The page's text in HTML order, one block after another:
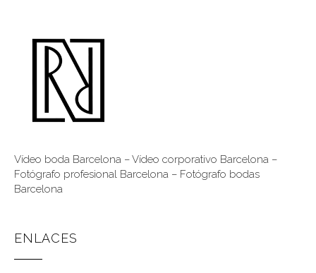
Vídeo boda Barcelona –Vídeo corporativo Barcelona –
Fotógrafo profesional Barcelona – Fotógrafo bodas
Barcelona
ENLACES